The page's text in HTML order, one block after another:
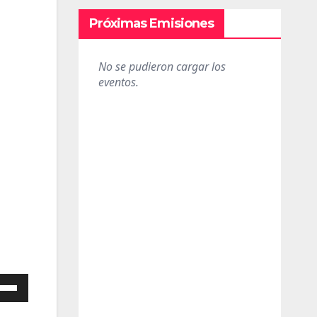
Próximas Emisiones